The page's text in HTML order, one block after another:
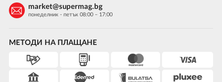
МЕТОДИ НА ПЛАЩАНЕ
market@supermag.bg
понеделник - петък 08:00 – 17:00